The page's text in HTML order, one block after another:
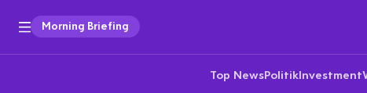
Morning Briefing
Top NewsPolitikInvestment